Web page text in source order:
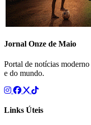
Jornal Onze de Maio
Portal de notícias
e do mundo.
Links Úteis